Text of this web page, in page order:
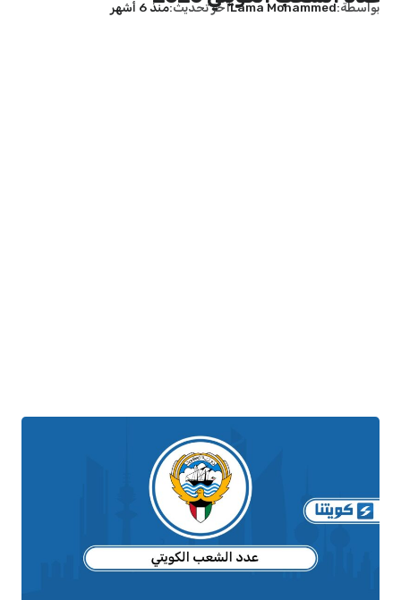
بواسطة Lama Mohammedآخر تحديث منذ 6 أشهر